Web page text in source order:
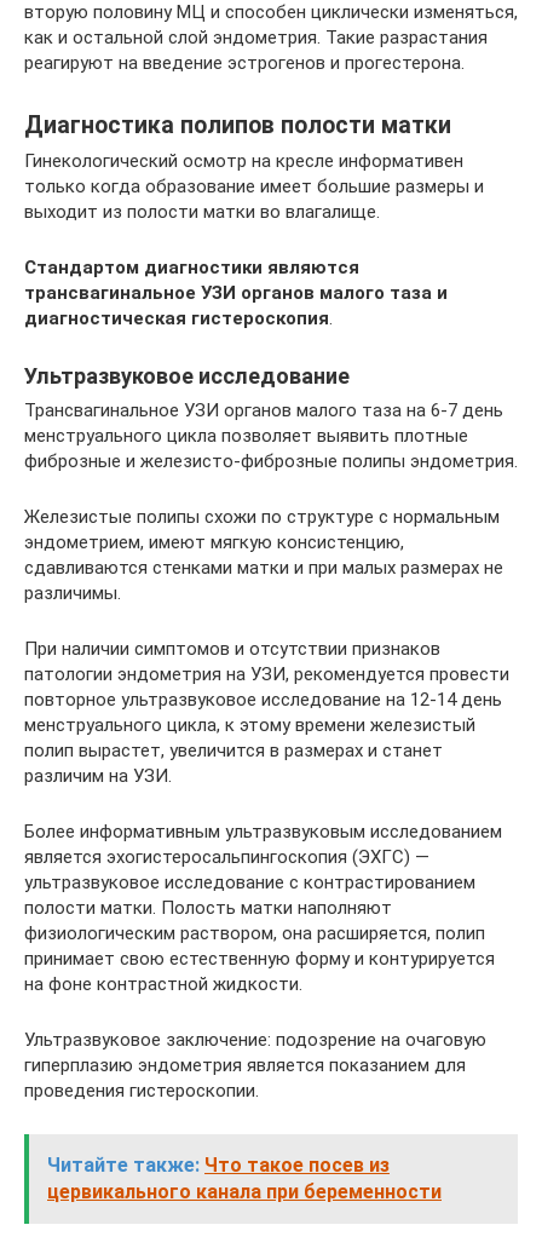
вторую половину МЦ и способен циклически изменяться,
как и остальной слой эндометрия. Такие разрастания
реагируют на введение эстрогенов и прогестерона.
Диагностика полипов полости матки
Гинекологический осмотр на кресле информативен
только когда образование имеет большие размеры и
выходит из полости матки во влагалище.
Стандартом диагностики являются
трансвагинальное УЗИ органов малого таза и
диагностическая гистероскопия.
Ультразвуковое исследование
Трансвагинальное УЗИ органов малого таза на 6-7 день
менструального цикла позволяет выявить плотные
фиброзные и железисто-фиброзные полипы эндометрия.
Железистые полипы схожи по структуре с нормальным
эндометрием, имеют мягкую консистенцию,
сдавливаются стенками матки и при малых размерах не
различимы.
При наличии симптомов и отсутствии признаков
патологии эндометрия на УЗИ, рекомендуется провести
повторное ультразвуковое исследование на 12-14 день
менструального цикла, к этому времени железистый
полип вырастет, увеличится в размерах и станет
различим на УЗИ.
Более информативным ультразвуковым исследованием
является эхогистеросальпингоскопия (ЭХГС) —
ультразвуковое исследование с контрастированием
полости матки. Полость матки наполняют
физиологическим раствором, она расширяется, полип
принимает свою естественную форму и контурируется
на фоне контрастной жидкости.
Ультразвуковое заключение: подозрение на очаговую
гиперплазию эндометрия является показанием для
проведения гистероскопии.
Читайте также: Что такое посев из
цервикального канала при беременности